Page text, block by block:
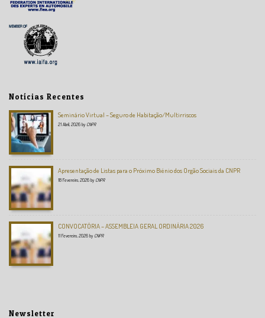
Notícias Recentes
Seminário Virtual – Seguro de Habitação/Multirriscos
21 Abril, 2026 by CNPR
Apresentação de Listas para o Próximo Biénio dos Orgão Sociais da CNPR
18 Fevereiro, 2026 by CNPR
CONVOCATÓRIA – ASSEMBLEIA GERAL ORDINÁRIA 2026
11 Fevereiro, 2026 by CNPR
Newsletter